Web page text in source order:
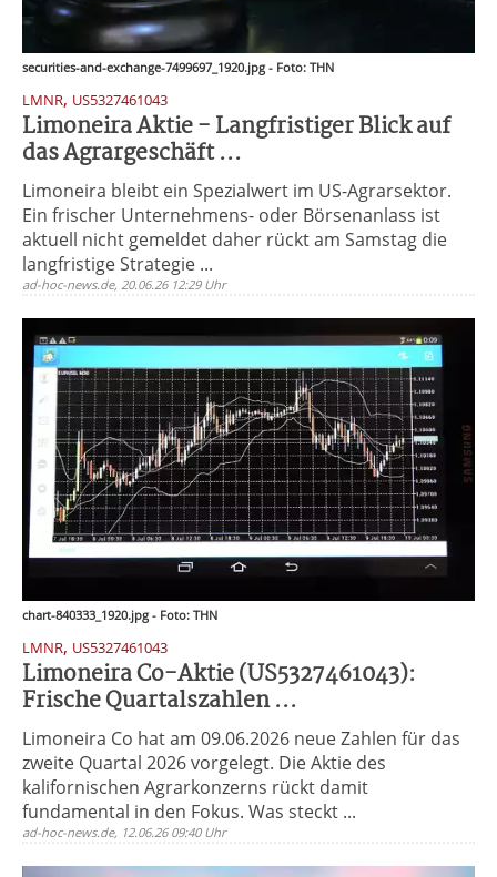
securities-and-exchange-7499697_1920.jpg - Foto: THN
LMNR, US5327461043
Limoneira Aktie - Langfristiger Blick auf
das Agrargeschäft ...
Limoneira bleibt ein Spezialwert im US-Agrarsektor.
Ein frischer Unternehmens- oder Börsenanlass ist
aktuell nicht gemeldet daher rückt am Samstag die
langfristige Strategie ...
ad-hoc-news.de, 20.06.26 12:29 Uhr
chart-840333_1920.jpg - Foto: THN
LMNR, US5327461043
Limoneira Co-Aktie (US5327461043):
Frische Quartalszahlen ...
Limoneira Co hat am 09.06.2026 neue Zahlen für das
zweite Quartal 2026 vorgelegt. Die Aktie des
kalifornischen Agrarkonzerns rückt damit
fundamental in den Fokus. Was steckt ...
ad-hoc-news.de, 12.06.26 09:40 Uhr